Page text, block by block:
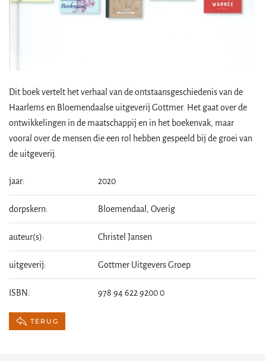
Dit boek vertelt het verhaal van de ontstaansgeschiedenis van de
Haarlems en Bloemendaalse uitgeverij Gottmer. Het gaat over de
ontwikkelingen in de maatschappij en in het boekenvak, maar
vooral over de mensen die een rol hebben gespeeld bij de groei van
de uitgeverij.
jaar: 2020
dorpskern: Bloemendaal, Overig
auteur(s): Christel Jansen
uitgeverij: Gottmer Uitgevers Groep
ISBN: 978 94 622 9200 0
TERUG